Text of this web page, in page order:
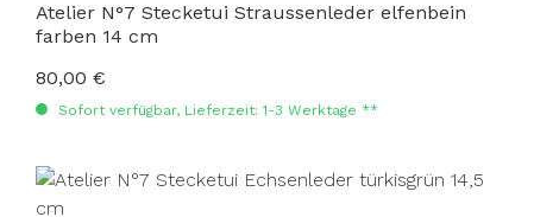
Atelier N°7 Stecketui Straussenleder elfenbein
farben 14 cm
Regulärer Preis:
80,00 €
Sofort verfügbar, Lieferzeit: 1-3 Werktage **